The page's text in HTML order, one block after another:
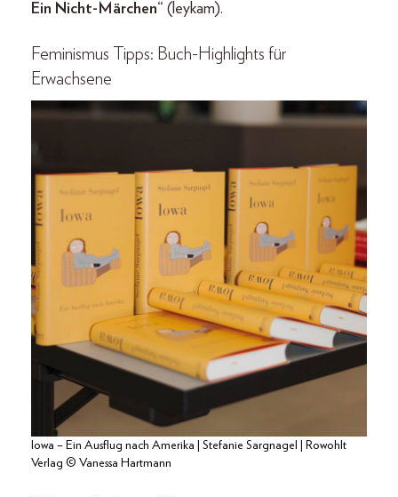
Ein Nicht-Märchen“ (leykam).
Feminismus Tipps: Buch-Highlights für
Erwachsene
Iowa – Ein Ausflug nach Amerika | Stefanie Sargnagel | Rowohlt
Verlag © Vanessa Hartmann